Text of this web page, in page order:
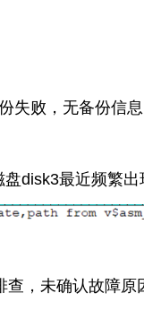
失败，无备份信息
disk3最近频繁
，未确认故障